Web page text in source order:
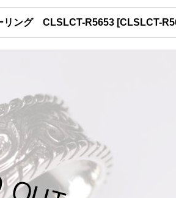
リング CLSLCT-R5653 [CLSLCT-